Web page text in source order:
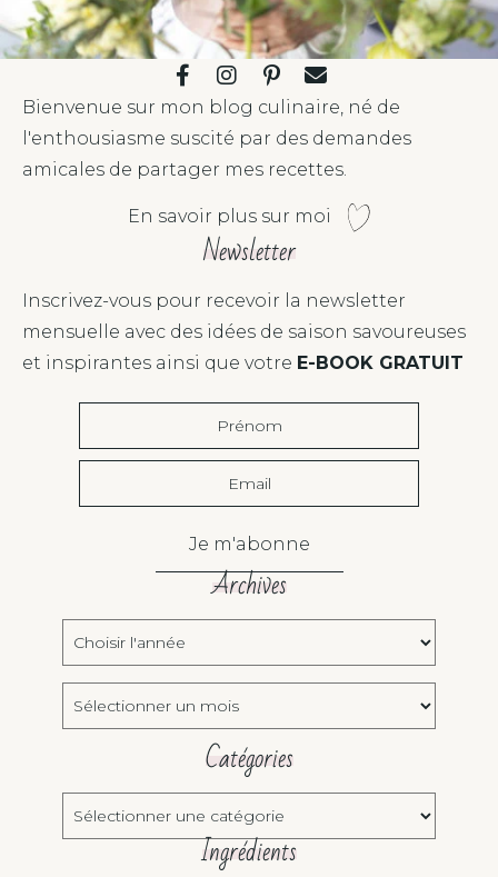
Bienvenue sur mon blog culinaire, né de
l'enthousiasme suscité par des demandes
amicales de partager mes recettes.
En savoir plus sur moi
Newsletter
Inscrivez-vous pour recevoir la newsletter
mensuelle avec des idées de saison savoureuses
et inspirantes ainsi que votre E-BOOK GRATUIT
Je m'abonne
Archives
Catégories
Ingrédients